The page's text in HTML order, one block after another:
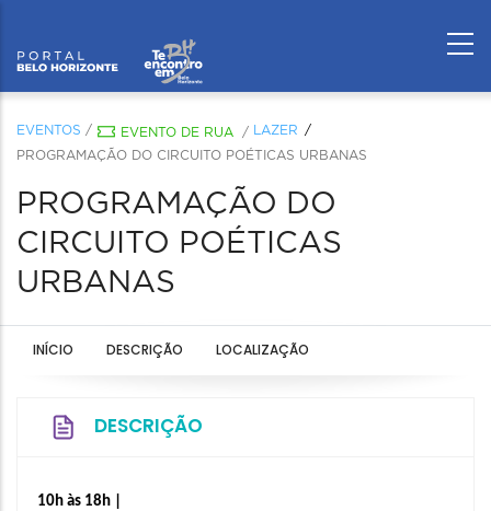
EVENTOS / EVENTO DE RUA /
LAZER
PROGRAMAÇÃO DO CIRCUITO POÉTICAS URBANAS
PROGRAMAÇÃO DO
CIRCUITO POÉTICAS
URBANAS
INÍCIO DESCRIÇÃO LOCALIZAÇÃO
DESCRIÇÃO
10h às 18h |